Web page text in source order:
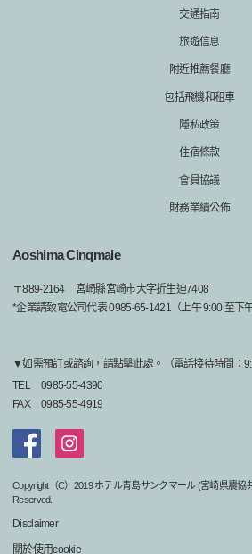
交通指南
旅遊信息
附近推薦餐廳
包括飛機和租車
隱私政策
住宿條款
會員協議
財務業績公佈
Aoshima Cinqmale
〒889-2164
宮崎縣宮崎市大字折生迫7408
*企業請致電公司代表 0985-65-1421（上午 9:00 至下
▼如需預訂或諮詢，請點擊此處。（電話接待時間：
TEL
0985-55-4390
FAX
0985-55-4919
Copyright（C）2019 ホテル青島サンクマール (宮崎県農協
Reserved.
Disclaimer
關於使用cookie